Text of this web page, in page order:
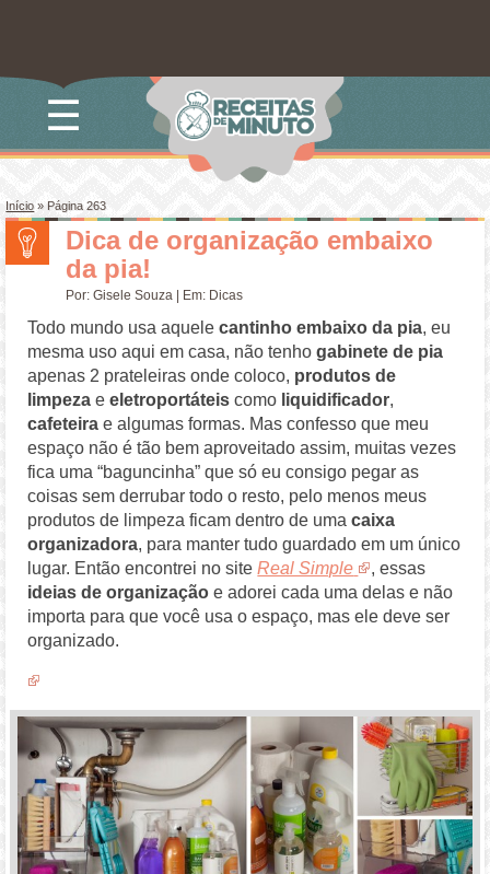
☰
Início» Página 263
Dica de organização embaixo
da pia!
Por:Gisele Souza | Em: Dicas
Todo mundo usa aquelecantinho embaixo da pia, eu
mesma uso aqui em casa, não tenhogabinete de pia
apenas 2 prateleiras onde coloco, produtos de
limpeza eeletroportáteis como liquidificador,
cafeteira e algumas formas. Mas confesso que meu
espaço não é tão bem aproveitado assim, muitas vezes
fica uma “baguncinha” que só eu consigo pegar as
coisas sem derrubar todo o resto, pelo menos meus
produtos de limpeza ficam dentro de umacaixa
organizadora, para manter tudo guardado em um único
lugar. Então encontrei no siteReal Simple
, essas
ideias de organização e adorei cada uma delas e não
importa para que você usa o espaço, mas ele deve ser
organizado.